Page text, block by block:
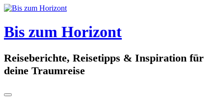
Skip
content
Bis zum Horizont
Reiseberichte, Reisetipps & Inspiration für
deine Traumreise